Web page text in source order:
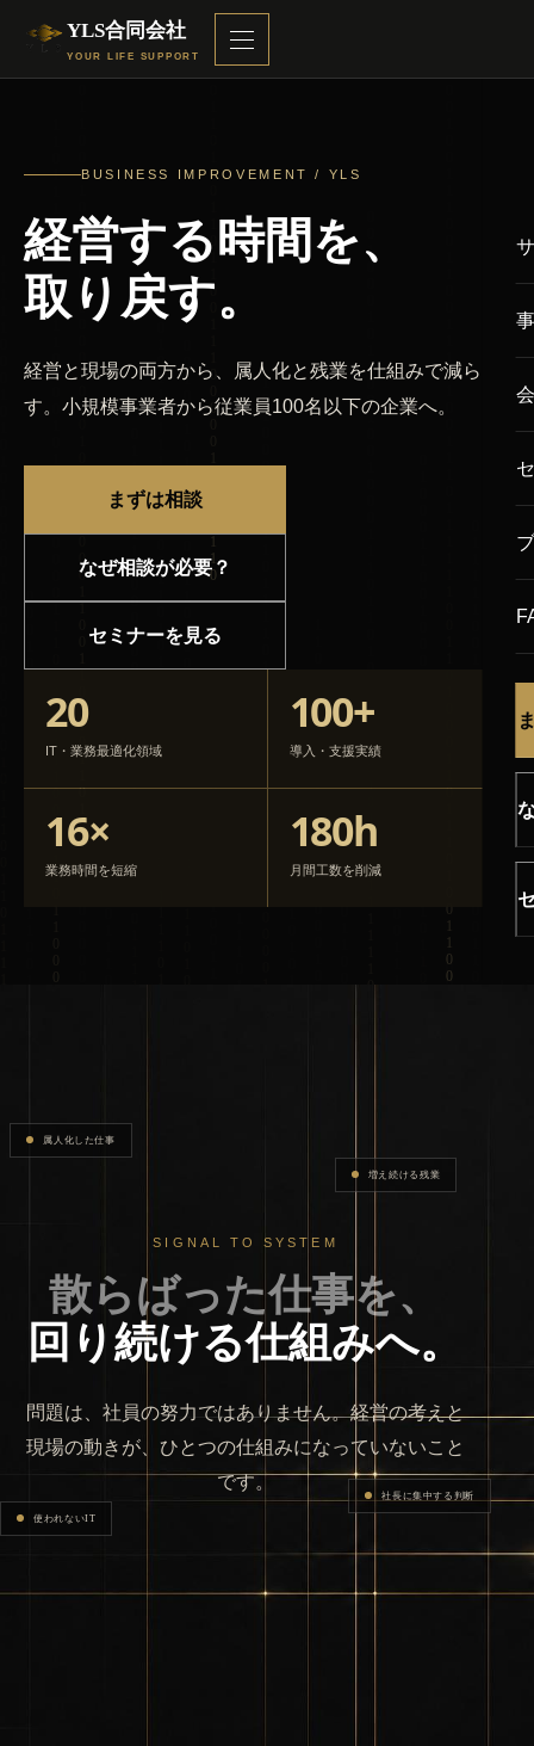
YLS合同会社
YOUR LIFE SUPPORT
BUSINESS IMPROVEMENT / YLS
経営する時間を、
取り戻す。
経営と現場の両方から、属人化と残業を仕組みで減ら
す。小規模事業者から従業員100名以下の企業へ。
まずは相談
なぜ相談が必要？
セミナーを見る
20
IT・業務最適化領域
100+
導入・支援実績
16×
業務時間を短縮
180h
月間工数を削減
属人化した仕事
増え続ける残業
使われないIT
社長に集中する判断
SIGNAL TO SYSTEM
散らばった仕事を、
回り続ける仕組みへ。
問題は、社員の努力ではありません。経営の考えと
現場の動きが、ひとつの仕組みになっていないこと
です。